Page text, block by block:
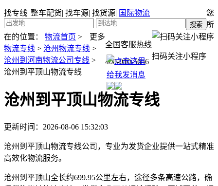
找专线| 整车配货| 找车源| 找货源| 国际物流
全国客服热线
400-010-5656
扫码关注小程序
更多
您
所
在的位置：
物流首页 >
物流专线 > 沧州物流专线 >
沧州到河南物流公司专线 >
沧州到平顶山物流专线
沧州到平顶山物流专线
更新时间：2026-08-06 15:32:03
沧州到平顶山物流专线公司，专业为发货企业提供一站式精准
高效化物流服务。
沧州到平顶山全长约699.95公里左右，途径多条高速公路，确